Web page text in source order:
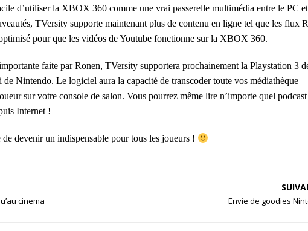
d’utiliser la XBOX 360 comme une vrai passerelle multimédia entre le PC et
TVersity supporte maintenant plus de contenu en ligne tel que les flux
pour que les vidéos de Youtube fonctionne sur la XBOX 360.
faite par Ronen, TVersity supportera prochainement la Playstation 3
Nintendo. Le logiciel aura la capacité de transcoder toute vos médiathèque
sur votre console de salon. Vous pourrez même lire n’importe quel
Internet !
de devenir un indispensable pour tous les joueurs !
cinema Envie de goodies